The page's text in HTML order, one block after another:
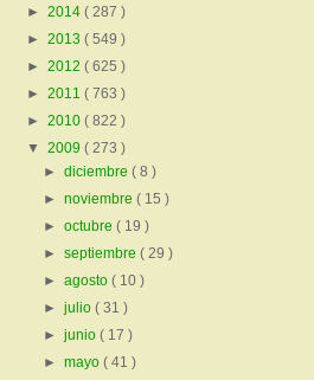
► 2014 ( 287 )
► 2013 ( 549 )
► 2012 ( 625 )
► 2011 ( 763 )
► 2010 ( 822 )
▼ 2009 ( 273 )
►diciembre( 8 )
►noviembre( 15 )
►octubre( 19 )
►septiembre( 29 )
►agosto( 10 )
►julio( 31 )
►junio( 17 )
►mayo( 41 )